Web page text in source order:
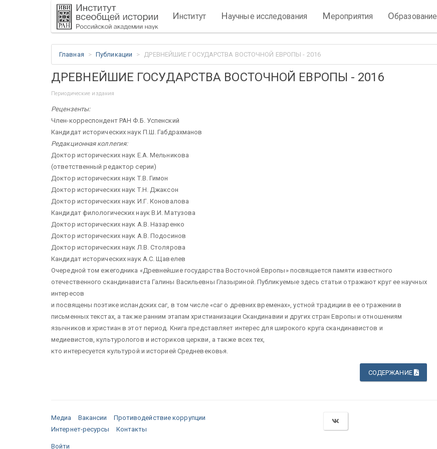
Институт Научные исследования Мероприятия Образование
Главная Публикации ДРЕВНЕЙШИЕ ГОСУДАРСТВА ВОСТОЧНОЙ ЕВРОПЫ - 2016
ДРЕВНЕЙШИЕ ГОСУДАРСТВА ВОСТОЧНОЙ ЕВРОПЫ - 2016
Периодические издания
Рецензенты:
Член-корреспондент РАН Ф.Б. Успенский
Кандидат исторических наук П.Ш. Габдрахманов
Редакционная коллегия:
Доктор исторических наук Е.А. Мельникова
(ответственный редактор серии)
Доктор исторических наук Т.В. Гимон
Доктор исторических наук Т.Н. Джаксон
Доктор исторических наук И.Г. Коновалова
Кандидат филологических наук В.И. Матузова
Доктор исторических наук А.В. Назаренко
Доктор исторических наук А.В. Подосинов
Доктор исторических наук Л.В. Столярова
Кандидат исторических наук А.С. Щавелев
Очередной том ежегодника «Древнейшие государства Восточной Европы» посвящается памяти известного
отечественного скандинависта Галины Васильевны Глазыриной. Публикуемые здесь статьи отражают круг ее научных
интересов
и посвящены поэтике исландских саг, в том числе «саг о древних временах», устной традиции в ее отражении в
письменных текстах, а также ранним этапам христианизации Скандинавии и других стран Европы и отношениям
язычников и христиан в этот период. Книга представляет интерес для широкого круга скандинавистов и
медиевистов, культурологов и историков церкви, а также всех тех,
кто интересуется культурой и историей Средневековья.
СОДЕРЖАНИЕ
Медиа Вакансии
Противодействие коррупции
Интернет-ресурсы
Контакты
Войти